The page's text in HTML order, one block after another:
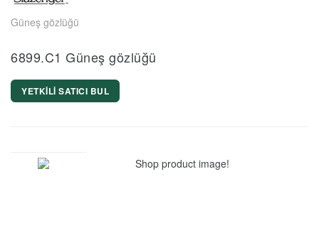
Güneş gözlüğü
6899.C1 Güneş gözlüğü
YETKİLİ SATICI BUL